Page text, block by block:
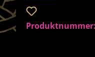
Produktnummer: